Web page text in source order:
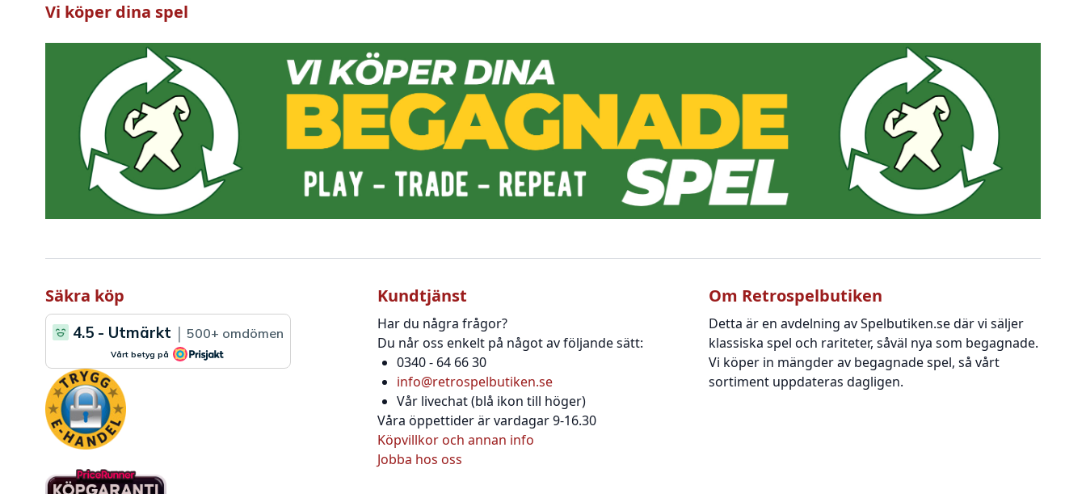
Vi köper dina spel
Säkra köp Kundtjänst
Har du några frågor?
Du når oss enkelt på något av följande sätt:
0340 - 64 66 30
info@retrospelbutiken.se
Vår livechat (blå ikon till höger)
Våra öppettider är vardagar 9-16.30
Köpvillkor och annan info
Jobba hos oss
Om Retrospelbutiken
Detta är en avdelning av Spelbutiken.se där vi säljer
klassiska spel och rariteter, såväl nya som begagnade.
Vi köper in mängder av begagnade spel, så vårt
sortiment uppdateras dagligen.